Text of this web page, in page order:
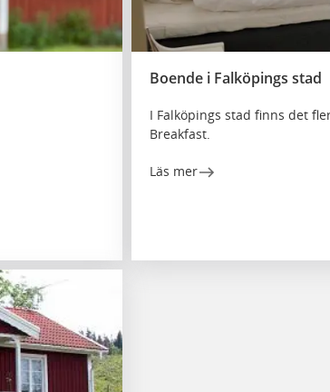
Boende i Falköpings stad
I Falköpings stad finns det
Breakfast.
Läs mer